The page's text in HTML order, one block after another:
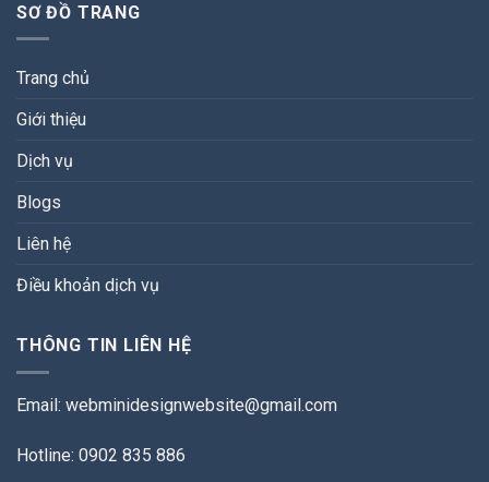
SƠ ĐỒ TRANG
Trang chủ
Giới thiệu
Dịch vụ
Blogs
Liên hệ
Điều khoản dịch vụ
THÔNG TIN LIÊN HỆ
Email: webminidesignwebsite@gmail.com
Hotline: 0902 835 886